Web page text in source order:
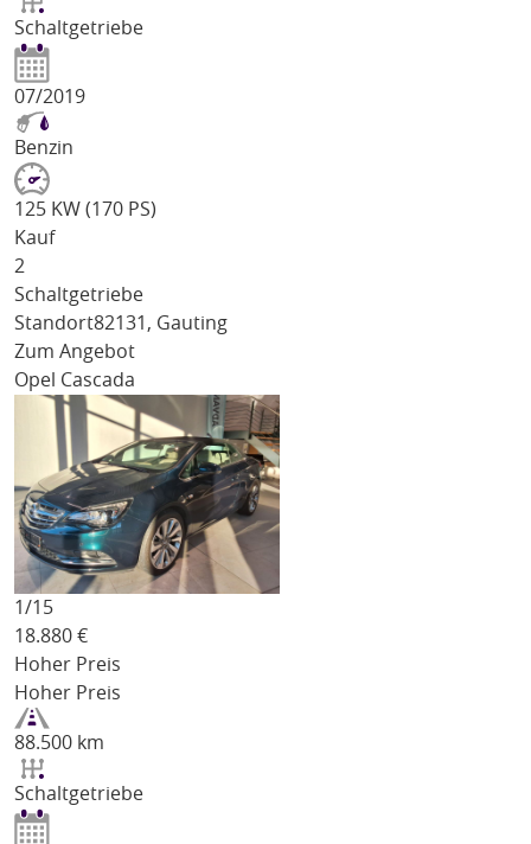
Schaltgetriebe
07/2019
Benzin
125 KW (170 PS)
Kauf
2
Schaltgetriebe
Standort82131, Gauting
Zum Angebot
Opel Cascada
1/15
18.880 €
Hoher Preis
Hoher Preis
88.500 km
Schaltgetriebe